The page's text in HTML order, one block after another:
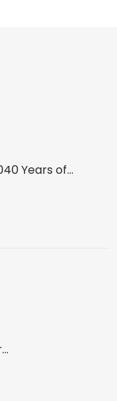
Years of...